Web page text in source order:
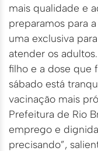
mais qualidade e
preparamos para
uma exclusiva
atender os
filho e a dose que
sábado está
vacinação mais
Prefeitura de Rio
emprego e
precisando”,